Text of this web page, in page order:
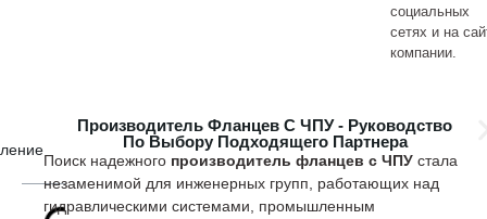
социальных
сетях и на
компании.
Производитель Фланцев С ЧПУ - Руководство
По Выбору Подходящего Партнера
Поиск надежного производитель фланцев с ЧПУ стала
незаменимой для инженерных групп, работающих над
гидравлическими системами, промышленным